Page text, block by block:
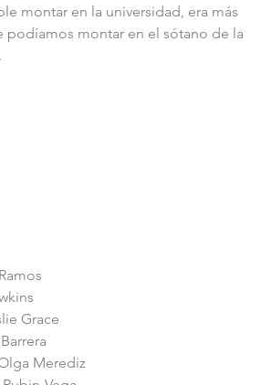
montar en la universidad, era más
podíamos montar en el sótano de la
Grace
Merediz